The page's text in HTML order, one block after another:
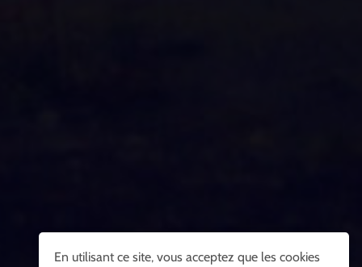
En utilisant ce site, vous acceptez que les cookies